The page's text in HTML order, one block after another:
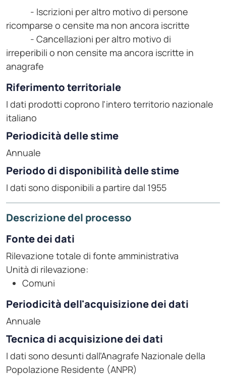
- Iscrizioni per altro motivo di persone
ricomparse o censite ma non ancora iscritte
- Cancellazioni per altro motivo di
irreperibili o non censite ma ancora iscritte in
anagrafe
Riferimento territoriale
I dati prodotti coprono l'intero territorio nazionale
italiano
Periodicità delle stime
Annuale
Periodo di disponibilità delle stime
I dati sono disponibili a partire dal 1955
Descrizione del processo
Fonte dei dati
Rilevazione totale di fonte amministrativa
Unità di rilevazione:
Comuni
Periodicità dell'acquisizione dei dati
Annuale
Tecnica di acquisizione dei dati
I dati sono desunti dall’Anagrafe Nazionale della
Popolazione Residente (ANPR)